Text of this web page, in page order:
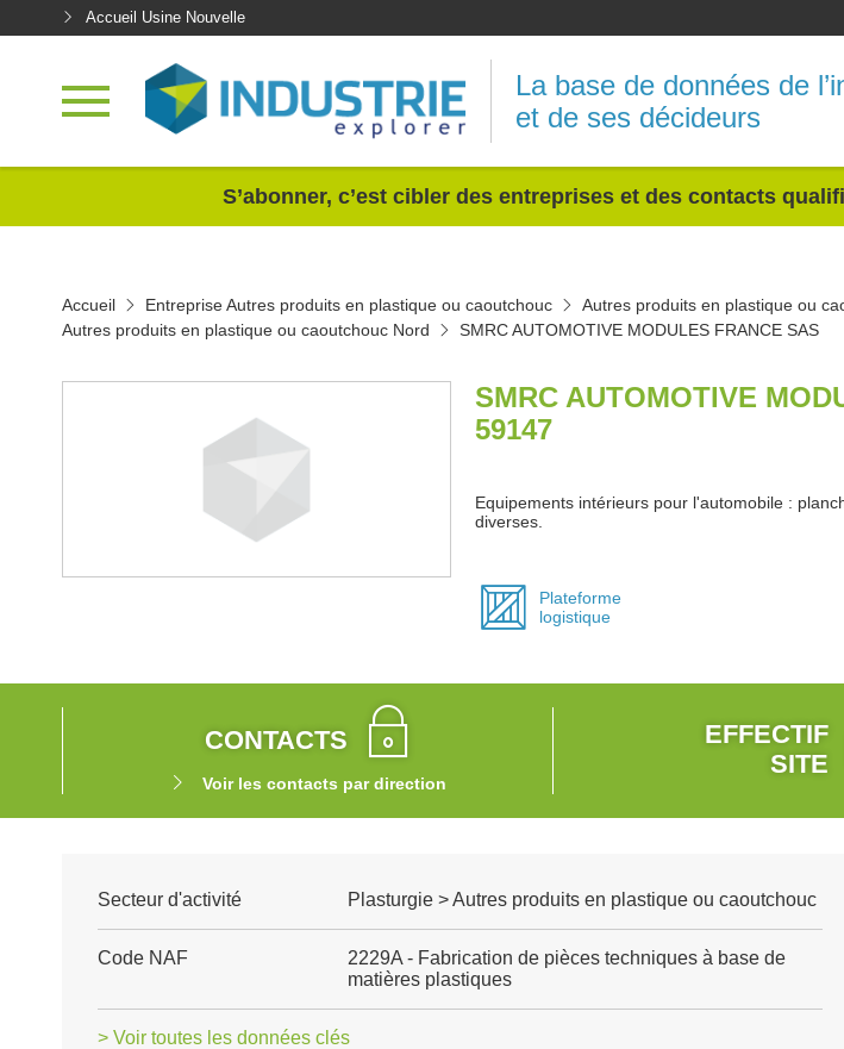
Accueil Usine Nouvelle
La base de données de
et de ses décideurs
S’abonner, c’est cibler des entreprises et des contacts
Accueil Entreprise Autres produits en plastique ou caoutchouc
Autres produits en plastique ou
Autres produits en plastique ou caoutchouc Nord
SMRC AUTOMOTIVE MODULES FRANCE SAS
SMRC AUTOMOTIVE
59147
Equipements intérieurs pour l'automobile :
diverses.
Plateforme
logistique
CONTACTS
Voir les contacts par direction
EFFECTIF
SITE
Secteur d'activité Plasturgie > Autres produits en plastique ou caoutchouc
Code NAF
2229A - Fabrication de pièces techniques à base de
matières plastiques
> Voir toutes les données clés